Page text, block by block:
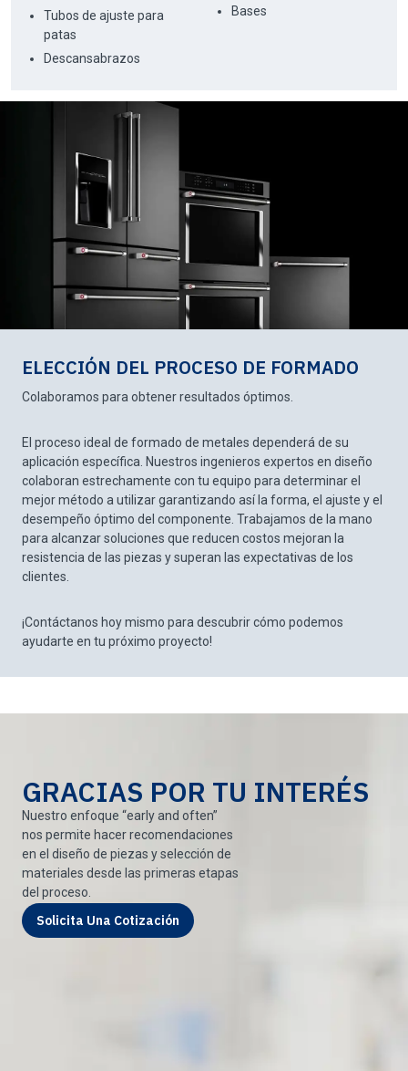
Tubos de ajuste para
patas
Descansabrazos
Bases
ELECCIÓN DEL PROCESO DE FORMADO
Colaboramos para obtener resultados óptimos.
El proceso ideal de formado de metales dependerá de su
aplicación específica. Nuestros ingenieros expertos en diseño
colaboran estrechamente con tu equipo para determinar el
mejor método a utilizar garantizando así la forma, el ajuste y el
desempeño óptimo del componente. Trabajamos de la mano
para alcanzar soluciones que reducen costos mejoran la
resistencia de las piezas y superan las expectativas de los
clientes.
¡Contáctanos hoy mismo para descubrir cómo podemos
ayudarte en tu próximo proyecto!
GRACIAS POR TU INTERÉS
Nuestro enfoque “early and often”
nos permite hacer recomendaciones
en el diseño de piezas y selección de
materiales desde las primeras etapas
del proceso.
Solicita Una Cotización